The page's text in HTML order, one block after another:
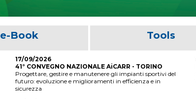
e-Book Tools
17/09/2026
41° CONVEGNO NAZIONALE AiCARR - TORINO
Progettare, gestire e manutenere gli impianti sportivi del
futuro: evoluzione e miglioramenti in efficienza e in
sicurezza